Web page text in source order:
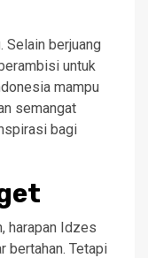
berjuang
untuk
mampu
semangat
bagi
harapan Idzes
bertahan. Tetapi